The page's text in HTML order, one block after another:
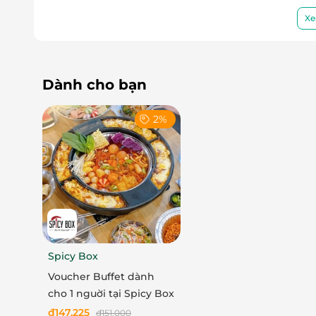
Dành cho bạn
2%
Spicy Box
Voucher Buffet dành
cho 1 nguời tại Spicy Box
đ147.225 đ151.000